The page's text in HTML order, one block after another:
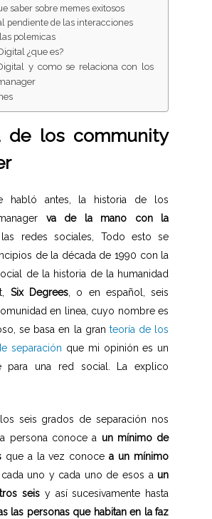
saber sobre memes exitosos
pendiente de las interacciones
polemicas
¿que es?
y como se relaciona con los
de los community
habló antes, la historia de los
va de la mano con la
redes sociales, Todo esto se
de la década de 1990 con la
de la historia de la humanidad
Six Degrees , o en español, seis
en linea, cuyo nombre es
se basa en la gran teoría de los
separación que mi opinión es un
para una red social. La explico
seis grados de separación nos
persona conoce a un mínimo de
que a la vez conocea un mínimo
cada uno y cada uno de esos a un
seis y así sucesivamente hasta
las personas que habitan en la faz